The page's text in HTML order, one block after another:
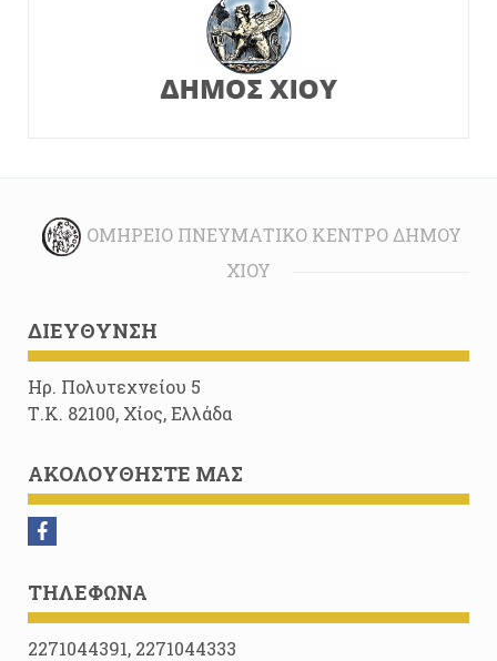
ΟΜΉΡΕΙΟ ΠΝΕΥΜΑΤΙΚΌ ΚΈΝΤΡΟ ΔΉΜΟΥ
ΧΊΟΥ
ΔΙΕΎΘΥΝΣΗ
Ηρ. Πολυτεχνείου 5
Τ.Κ. 82100, Χίος, Ελλάδα
ΑΚΟΛΟΥΘΉΣΤΕ ΜΑΣ
ΤΗΛΈΦΩΝΑ
2271044391, 2271044333